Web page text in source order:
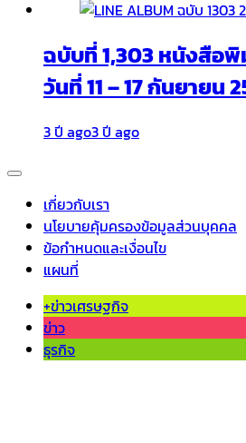
ฉบับที่ 1,303 หนังสือ
วันที่ 11 – 17 กันยายน
3 ปี ago3 ปี ago
เกี่ยวกับเรา
นโยบายคุ้มครองข้อมูลส่วนบุคคล
ข้อกำหนดและเงื่อนไข
แผนที่
+ข่าวเศรษฐกิจ
ข่าว
ธุรกิจ